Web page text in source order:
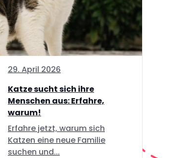
29. April 2026
Katze sucht sich ihre
Menschen aus: Erfahre,
warum!
Erfahre jetzt, warum sich
Katzen eine neue Familie
suchen und...